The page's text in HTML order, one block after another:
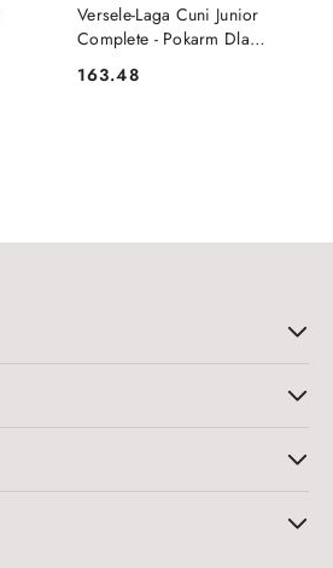
Versele-Laga Cuni Junior
Complete - Pokarm Dla
Cena:
163.48